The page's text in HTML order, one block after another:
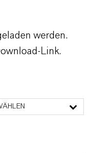
werden.
Link.